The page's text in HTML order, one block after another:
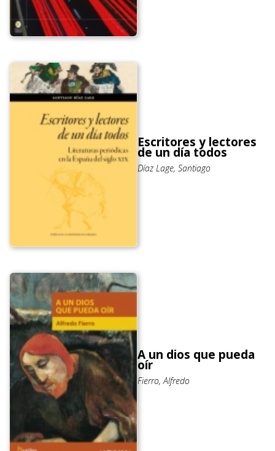
Escritores y lectores
de un día todos
Díaz Lage, Santiago
A un dios que pueda
oír
Fierro, Alfredo